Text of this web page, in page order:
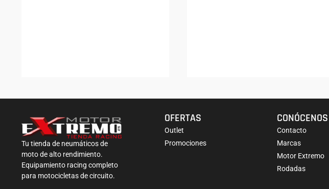
Tu tienda de neumáticos de
moto de alto rendimiento.
Equipamiento racing completo
para motocicletas de circuito.
OFERTAS
Outlet
Promociones
CONÓCENOS
Contacto
Marcas
Motor Extremo
Rodadas